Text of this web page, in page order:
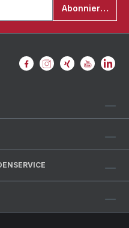
Abonnieren